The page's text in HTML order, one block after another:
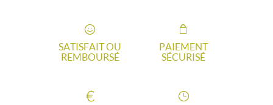
SATISFAIT OU
REMBOURSÉ
PAIEMENT
SÉCURISÉ